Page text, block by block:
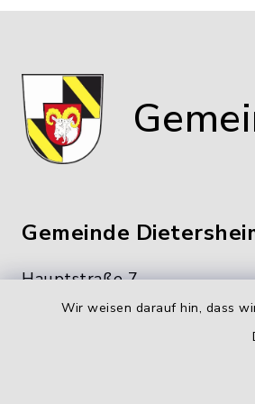
Wir weisen darauf hin, dass
Gemeinde
Hauptstraße 7
91463 Dietersheim